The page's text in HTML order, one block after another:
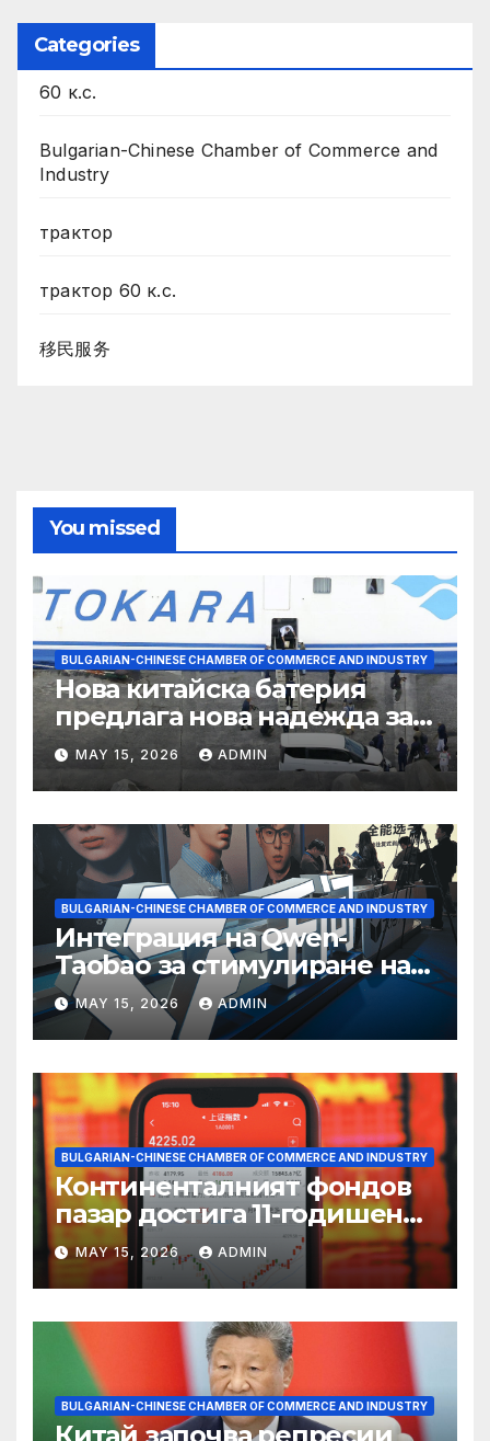
Categories
60 к.с.
Bulgarian-Chinese Chamber of Commerce and
Industry
трактор
трактор 60 к.с.
移民服务
You missed
BULGARIAN-CHINESE CHAMBER OF COMMERCE AND INDUSTRY
Нова китайска батерия
предлага нова надежда за
съхранение на водород
MAY 15, 2026 ADMIN
BULGARIAN-CHINESE CHAMBER OF COMMERCE AND INDUSTRY
Интеграция на Qwen-
Taobao за стимулиране на
пазаруването 618
MAY 15, 2026 ADMIN
BULGARIAN-CHINESE CHAMBER OF COMMERCE AND INDUSTRY
Континенталният фондов
пазар достига 11-годишен
връх
MAY 15, 2026 ADMIN
BULGARIAN-CHINESE CHAMBER OF COMMERCE AND INDUSTRY
Китай започва репресии